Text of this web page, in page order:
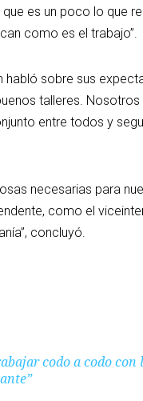
es un poco lo que
como es el trabajo”.
habló sobre sus
talleres.
entre todos y
necesarias para
como el
concluyó.
codo a codo con